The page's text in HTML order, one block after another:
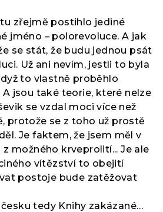
zřejmě postihlo jediné
jméno – polorevoluce. A jak
se stát, že budu jednou psát
Už ani nevím, jestli to byla
to vlastně proběhlo
jsou také teorie, které nelze
se vzdal moci více než
protože se z toho už prostě
Je faktem, že jsem měl v
možného krveprolití... Je ale
vítězství to obejití
postoje bude zatěžovat
tedy Knihy zakázané…